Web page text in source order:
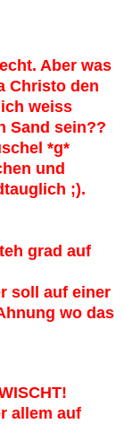
Aber was
Christo den
weiss
Sand sein??
*g*
und
;).
grad auf
soll auf einer
wo das
allem auf